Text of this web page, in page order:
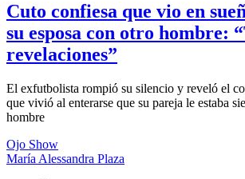
Cuto confiesa que vio en
su esposa con otro hombre:
revelaciones”
El exfutbolista rompió su silencio y reveló el
que vivió al enterarse que su pareja le estaba
hombre
Ojo Show
María Alessandra Plaza